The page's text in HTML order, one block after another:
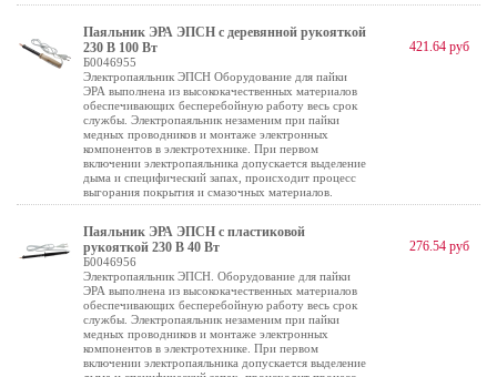
Паяльник ЭРА ЭПСН с деревянной рукояткой
230 В 100 Вт
Б0046955
Электропаяльник ЭПСН Оборудование для пайки
ЭРА выполнена из высококачественных материалов
обеспечивающих бесперебойную работу весь срок
службы. Электропаяльник незаменим при пайки
медных проводников и монтаже электронных
компонентов в электротехнике. При первом
включении электропаяльника допускается выделение
дыма и специфический запах, происходит процесс
выгорания покрытия и смазочных материалов.
421.64 руб
Паяльник ЭРА ЭПСН с пластиковой
рукояткой 230 В 40 Вт
Б0046956
Электропаяльник ЭПСН. Оборудование для пайки
ЭРА выполнена из высококачественных материалов
обеспечивающих бесперебойную работу весь срок
службы. Электропаяльник незаменим при пайки
медных проводников и монтаже электронных
компонентов в электротехнике. При первом
включении электропаяльника допускается выделение
276.54 руб